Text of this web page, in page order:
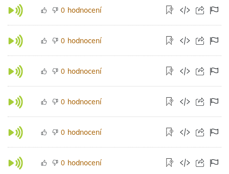
0 hodnocení
0 hodnocení
0 hodnocení
0 hodnocení
0 hodnocení
0 hodnocení